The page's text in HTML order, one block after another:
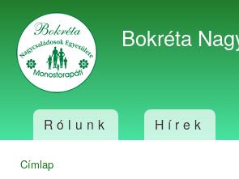
Bokréta
Főmenü
Rólunk Hírek
Címlap